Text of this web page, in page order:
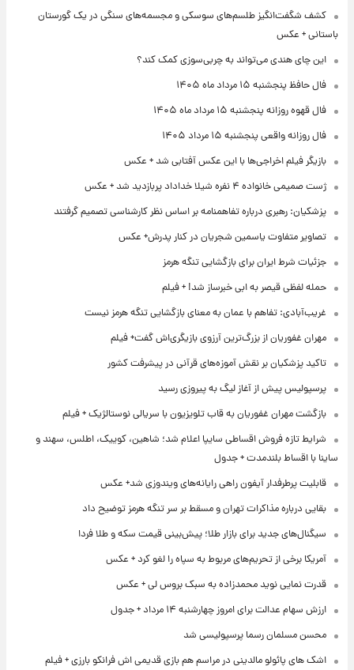
کشف شگفت‌انگیز طلسم‌های سوسکی و مجسمه‌های سنگی در یک گورستان
باستانی + عکس
این چای هندی می‌تواند به چربی‌سوزی کمک کند؟
فال حافظ پنجشنبه ۱۵ مرداد ماه ۱۴۰۵
فال قهوه روزانه پنجشنبه ۱۵ مرداد ماه ۱۴۰۵
فال روزانه واقعی پنجشنبه ۱۵ مرداد ۱۴۰۵
بازیگر فیلم اخراجی‌ها با این عکس آفتابی شد + عکس
ژست صمیمی خانواده ۴ نفره شیلا خداداد پربازدید شد + عکس
پزشکیان: رهبری درباره تفاهمنامه بر اساس نظر کارشناسی تصمیم گرفتند
تصاویر متفاوت یاسمین شجریان در کنار پدرش+ عکس
جزئیات شرط ایران برای بازگشایی تنگه هرمز
حمله لفظی قیصر به ابی خبرساز شد! + فیلم
غریب‌آبادی: تفاهم با عمان به معنای بازگشایی تنگه هرمز نیست
مهران غفوریان از بزرگ‌ترین آرزوی بازیگری‌اش گفت+ فیلم
تاکید پزشکیان بر نقش آموزه‌های قرآنی در پیشرفت کشور
پرسپولیس پیش از آغاز لیگ به پیروزی رسید
بازگشت مهران غفوریان به قاب تلویزیون با سریالی نوستالژیک + فیلم
شرایط تازه فروش اقساطی سایپا اعلام شد؛ شاهین، کوییک، اطلس، سهند و
ساینا با اقساط بلندمدت + جدول
قابلیت پرطرفدار آیفون راهی رایانه‌های ویندوزی شد+ عکس
بقایی درباره مذاکرات تهران و مسقط بر سر تنگه هرمز توضیح داد
سیگنال‌های جدید برای بازار طلا؛ پیش‌بینی قیمت سکه و طلا فردا
آمریکا برخی از تحریم‌های مربوط به سپاه را لغو کرد + عکس
قدرت نمایی نوید محمدزاده به سبک بروس لی + عکس
ارزش سهام عدالت برای امروز چهارشنبه ۱۴ مرداد + جدول
محسن مسلمان رسما پرسپولیسی شد
اشک های پائولو مالدینی در مراسم هم بازی قدیمی اش فرانکو بارزی + فیلم